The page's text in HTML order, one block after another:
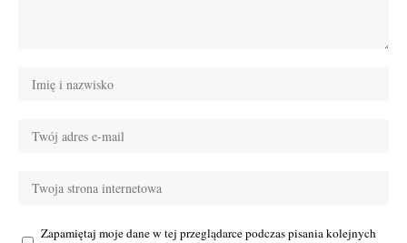
Zapamiętaj moje dane w tej przeglądarce podczas pisania kolejnych